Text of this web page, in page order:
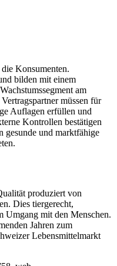
Konsumenten.
bilden mit einem
am
müssen für
Auflagen erfüllen und
Kontrollen bestätigen
gesunde und marktfähige
produziert von
Dies tiergerecht,
Umgang mit den Menschen.
Jahren zum
Lebensmittelmarkt